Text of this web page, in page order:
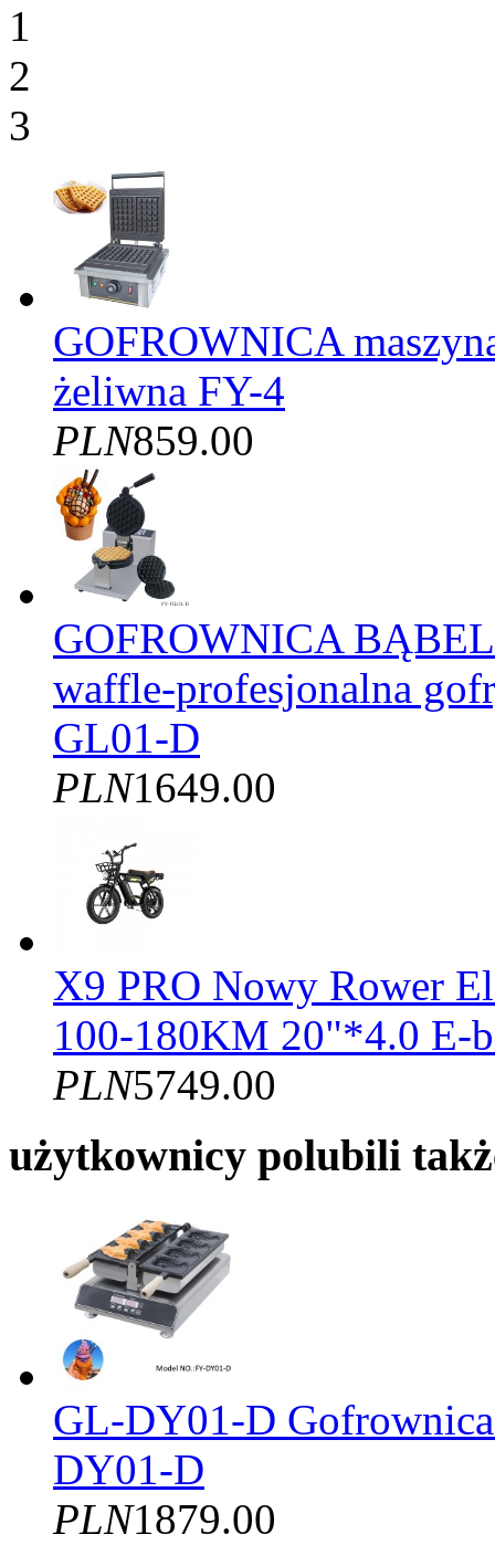
1
2
3
GOFROWNICA
żeliwna FY-4
PLN859.00
GOFROWNICA
waffle-profesjonalna
GL01-D
PLN1649.00
X9 PRO Nowy Rower
100-180KM 20"*4.0 E-
PLN5749.00
użytkownicy polubili
GL-DY01-D
DY01-D
PLN1879.00